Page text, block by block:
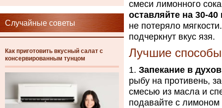
Случайные советы
Как приготовить вкусный салат с
консервированным тунцом
смеси лимонного
оставляйте на 30-40
не потеряло
подчеркнут вкус язя.
Лучшие способы
Запекание в
рыбу на противень,
смесью из масла и
подавайте с